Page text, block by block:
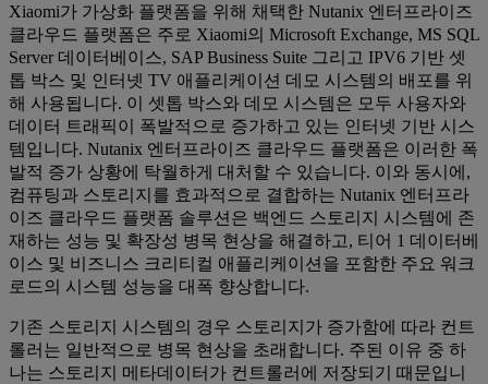
Xiaomi가 가상화 플랫폼을 위해 채택한 Nutanix 엔터프라이즈
클라우드 플랫폼은 주로 Xiaomi의 Microsoft Exchange, MS SQL
Server 데이터베이스, SAP Business Suite 그리고 IPV6 기반 셋
톱 박스 및 인터넷 TV 애플리케이션 데모 시스템의 배포를 위
해 사용됩니다. 이 셋톱 박스와 데모 시스템은 모두 사용자와
데이터 트래픽이 폭발적으로 증가하고 있는 인터넷 기반 시스
템입니다. Nutanix 엔터프라이즈 클라우드 플랫폼은 이러한 폭
발적 증가 상황에 탁월하게 대처할 수 있습니다. 이와 동시에,
컴퓨팅과 스토리지를 효과적으로 결합하는 Nutanix 엔터프라
이즈 클라우드 플랫폼 솔루션은 백엔드 스토리지 시스템에 존
재하는 성능 및 확장성 병목 현상을 해결하고, 티어 1 데이터베
이스 및 비즈니스 크리티컬 애플리케이션을 포함한 주요 워크
로드의 시스템 성능을 대폭 향상합니다.
기존 스토리지 시스템의 경우 스토리지가 증가함에 따라 컨트
롤러는 일반적으로 병목 현상을 초래합니다. 주된 이유 중 하
나는 스토리지 메타데이터가 컨트롤러에 저장되기 때문입니